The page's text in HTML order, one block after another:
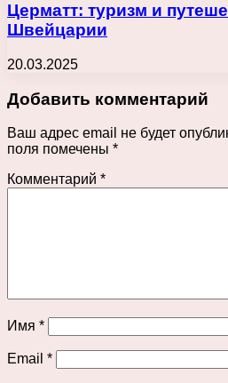
Церматт: туризм и
Швейцарии
20.03.2025
Добавить комментарий
Ваш адрес email не будет
поля помечены *
Комментарий *
Имя *
Email *